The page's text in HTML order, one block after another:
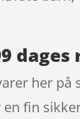
her på
fin